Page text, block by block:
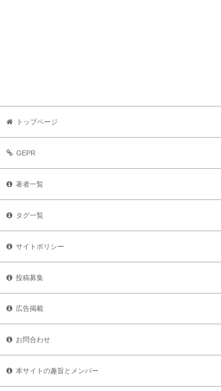
トップページ
GEPR
著者一覧
タグ一覧
サイトポリシー
投稿募集
広告掲載
お問合わせ
本サイトの趣旨とメンバー